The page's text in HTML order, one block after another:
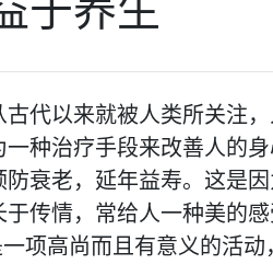
代以来就被人类所关注
种治疗手段来改善人的
衰老，延年益寿。这是
传情，常给人一种美的
项高尚而且有意义的活